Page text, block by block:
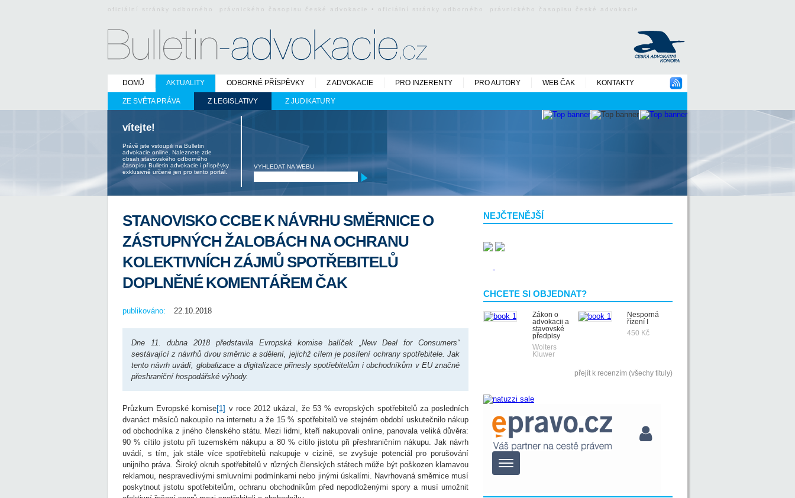
oficiální stránky odborného právnického časopisu české advokacie • oficiální stránky odborného právnického časopisu české advokacie
DOMŮ AKTUALITY
ZE SVĚTA PRÁVA Z LEGISLATIVY Z JUDIKATURY
ODBORNÉ PŘÍSPĚVKY Z ADVOKACIE PRO INZERENTY PRO AUTORY WEB ČAK KONTAKTY
vítejte!
Právě jste vstoupili na Bulletin
advokacie online. Naleznete zde
obsah stavovského odborného
časopisu Bulletin advokacie i příspěvky
exklusivně určené jen pro tento portál.
VYHLEDAT NA WEBU
NEJČTENĚJŠÍ
CHCETE SI OBJEDNAT?
Zákon o
advokacii a
stavovské
předpisy
Wolters
Kluwer
Nesporná
řízení I
450 Kč
přejít k recenzím (všechy tituly)
STANOVISKO CCBE K NÁVRHU SMĚRNICE O
ZÁSTUPNÝCH ŽALOBÁCH NA OCHRANU
KOLEKTIVNÍCH ZÁJMŮ SPOTŘEBITELŮ
DOPLNĚNÉ KOMENTÁŘEM ČAK
publikováno: 22.10.2018
Dne 11. dubna 2018 představila Evropská komise balíček „New Deal for Consumers“
sestávající z návrhů dvou směrnic a sdělení, jejichž cílem je posílení ochrany spotřebitele. Jak
tento návrh uvádí, globalizace a digitalizace přinesly spotřebitelům i obchodníkům v EU značné
přeshraniční hospodářské výhody.
Průzkum Evropské komise[1] v roce 2012 ukázal, že 53 % evropských spotřebitelů za posledních
dvanáct měsíců nakoupilo na internetu a že 15 % spotřebitelů ve stejném období uskutečnilo nákup
od obchodníka z jiného členského státu. Mezi lidmi, kteří nakupovali online, panovala veliká důvěra:
90 % cítilo jistotu při tuzemském nákupu a 80 % cítilo jistotu při přeshraničním nákupu. Jak návrh
uvádí, s tím, jak stále více spotřebitelů nakupuje v cizině, se zvyšuje potenciál pro porušování
unijního práva. Široký okruh spotřebitelů v různých členských státech může být poškozen klamavou
reklamou, nespravedlivými smluvními podmínkami nebo jinými úskalími. Navrhovaná směrnice musí
poskytnout jistotu spotřebitelům, ochranu obchodníkům před nepodloženými spory a musí umožnit